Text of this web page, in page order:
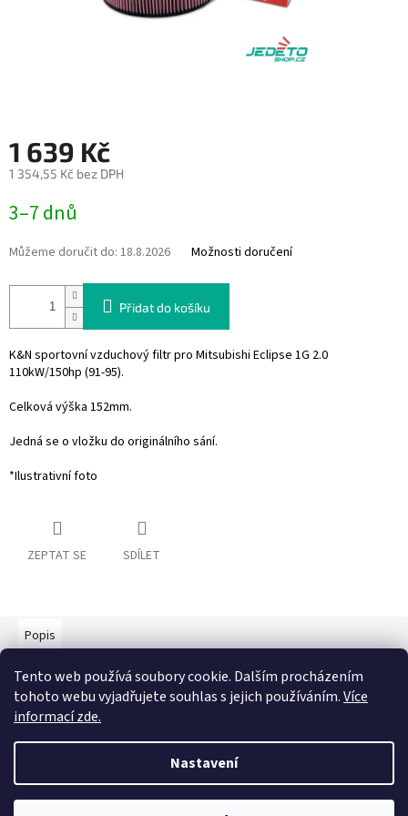
Tento web používá soubory cookie. Dalším procházením
tohoto webu vyjadřujete souhlas s jejich používáním.Více
informací zde.
Nastavení
1 639 Kč
1 354,55 Kč bez DPH
cena:
3–7 dnů
Můžeme doručit do: 18.8.2026 Možnosti doručení
Přidat do košíku
K&N sportovní vzduchový filtr pro Mitsubishi Eclipse 1G 2.0
110kW/150hp (91-95).
Celková výška 152mm.
Jedná se o vložku do originálního sání.
*Ilustrativní foto
ZEPTAT SE SDÍLET
Popis
Detailní popis produktu
Popis produktu není dostupný